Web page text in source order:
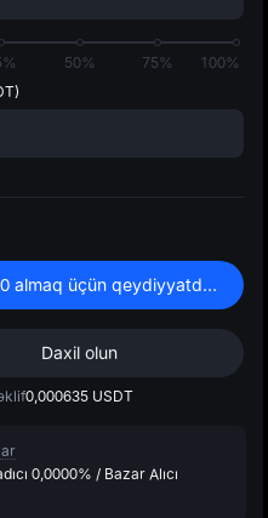
50% 75%
100%
almaq üçün qeydiyyatdan
Daxil olun
0,000635 USDT
0,0000% / Bazar Alıcı